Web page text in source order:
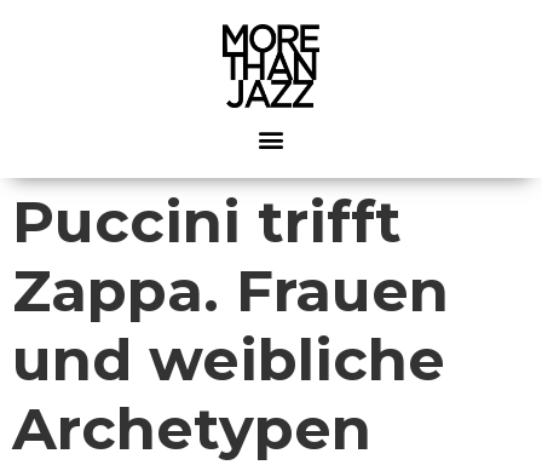
Puccini trifft
Zappa. Frauen
und weibliche
Archetypen